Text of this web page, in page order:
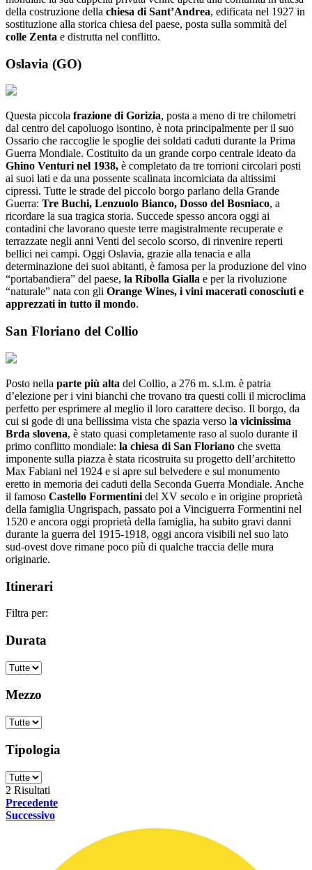
della costruzione della chiesa di Sant’Andrea, edificata nel 1927 in
sostituzione alla storica chiesa del paese, posta sulla sommità del
colle Zenta e distrutta nel conflitto.
Oslavia (GO)
Questa piccola frazione di Gorizia, posta a meno di tre chilometri
dal centro del capoluogo isontino, è nota principalmente per il suo
Ossario che raccoglie le spoglie dei soldati caduti durante la Prima
Guerra Mondiale. Costituito da un grande corpo centrale ideato da
Ghino Venturi nel 1938, è completato da tre torrioni circolari posti
ai suoi lati e da una possente scalinata incorniciata da altissimi
cipressi. Tutte le strade del piccolo borgo parlano della Grande
Guerra: Tre Buchi, Lenzuolo Bianco, Dosso del Bosniaco, a
ricordare la sua tragica storia. Succede spesso ancora oggi ai
contadini che lavorano queste terre magistralmente recuperate e
terrazzate negli anni Venti del secolo scorso, di rinvenire reperti
bellici nei campi. Oggi Oslavia, grazie alla tenacia e alla
determinazione dei suoi abitanti, è famosa per la produzione del vino
“portabandiera” del paese, la Ribolla Gialla e per la rivoluzione
“naturale” nata con gli Orange Wines, i vini macerati conosciuti e
apprezzati in tutto il mondo.
San Floriano del Collio
Posto nella parte più alta del Collio, a 276 m. s.l.m. è patria
d’elezione per i vini bianchi che trovano tra questi colli il microclima
perfetto per esprimere al meglio il loro carattere deciso. Il borgo, da
cui si gode di una bellissima vista che spazia verso la vicinissima
Brda slovena, è stato quasi completamente raso al suolo durante il
primo conflitto mondiale: la chiesa di San Floriano che svetta
imponente sulla piazza è stata ricostruita su progetto dell’architetto
Max Fabiani nel 1924 e si apre sul belvedere e sul monumento
eretto in memoria dei caduti della Seconda Guerra Mondiale. Anche
il famoso Castello Formentini del XV secolo e in origine proprietà
della famiglia Ungrispach, passato poi a Vinciguerra Formentini nel
1520 e ancora oggi proprietà della famiglia, ha subito gravi danni
durante la guerra del 1915-1918, oggi ancora visibili nel suo lato
sud-ovest dove rimane poco più di qualche traccia delle mura
originarie.
Itinerari
Filtra per:
Durata
Mezzo
Tipologia
2 Risultati
Precedente
Successivo